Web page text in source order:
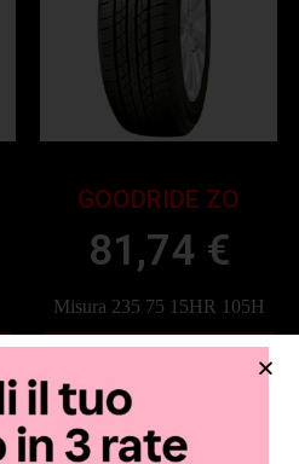
GOODRIDE ZO
81,74 €
Misura 235 75 15HR 105H